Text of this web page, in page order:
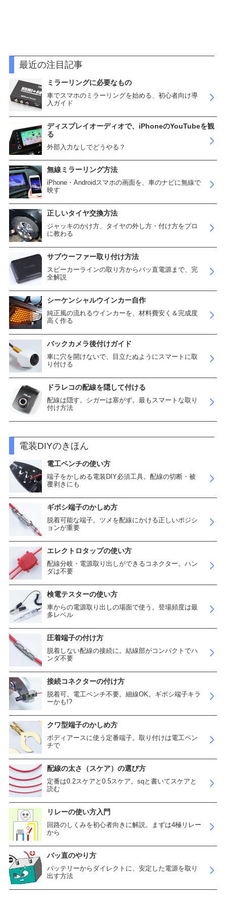
最近の注目記事
ミラーリングに必要なもの
車でスマホのミラーリングを始める、初心者向け導
入ガイド
ディスプレイオーディオで、iPhoneのYouTubeを観
る
外部入力なしでどうやる？
無線ミラーリング方法
iPhone・Androidスマホの画面を、車のナビに無線で
映す
正しいタイヤ交換方法
ジャッキのかけ方、タイヤの外し方・付け方をプロ
に教わる
サブウーファー取り付け方法
スピーカーラインの取り方からバッ直電源まで、完
全解説
シーケンシャルウインカー自作
純正風の流れるウインカーを、材料費安く＆完成度
高く作る
バックカメラ後付けガイド
車に穴を開けないで、目立たぬようにスマートに取
り付ける
ドラレコの配線を隠して付ける
配線は隠す。シガーは塞がず。最もスマートな取り
付け方法
電装DIYのきほん
電工ペンチの使い方
端子をかしめる電装DIY必須工具。配線の切断・被
覆剥きにも
ギボシ端子のかしめ方
脱着可能な端子。ツメを配線にかける正しいポジシ
ョンが重要
エレクトロタップの使い方
配線分岐・電源取り出しができるコネクター。ハン
ダは不要
検電テスターの使い方
車からの電源取り出しの場面で使う。登場頻度は最
多レベル
圧着端子の付け方
脱着しない配線の接続に。結線部がコンパクトでハ
ンダ不要
接続コネクターの付け方
脱着可。電工ペンチ不要。細線OK。ギボシ端子キラ
ーかも!?
クワ型端子のかしめ方
ボディアースに使う定番端子。取り付けは電工ペン
チで
配線の太さ（スケア）の選び方
定番は0.2スケアと0.5スケア。sqと書いてスケアと
読む
リレーの使い方入門
回路のしくみを初心者向きに解説。まずは4極リレー
から
バッ直のやり方
バッテリーからダイレクトに、安定した電源を取り
出す方法